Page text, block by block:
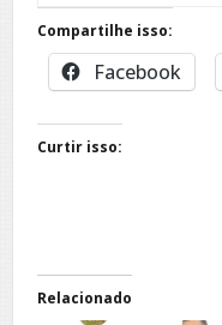
Compartilhe isso:
Facebook
Curtir isso:
Relacionado